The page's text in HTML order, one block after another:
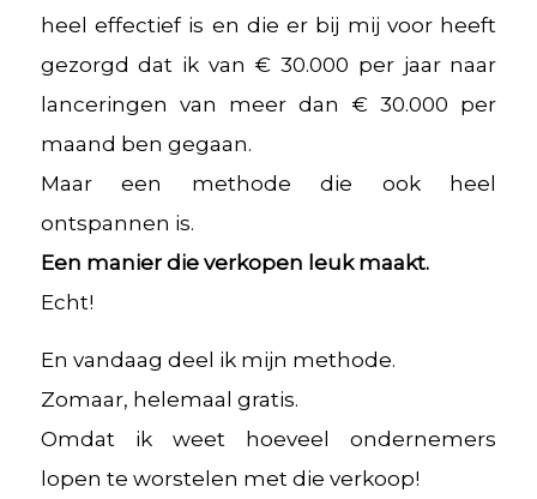
heel effectief is en die er bij mij voor heeft
gezorgd dat ik van € 30.000 per jaar naar
lanceringen van meer dan € 30.000 per
maand ben gegaan.
Maar een methode die ook heel
ontspannen is.
Een manier die verkopen leuk maakt.
Echt!
En vandaag deel ik mijn methode.
Zomaar, helemaal gratis.
Omdat ik weet hoeveel ondernemers
lopen te worstelen met die verkoop!